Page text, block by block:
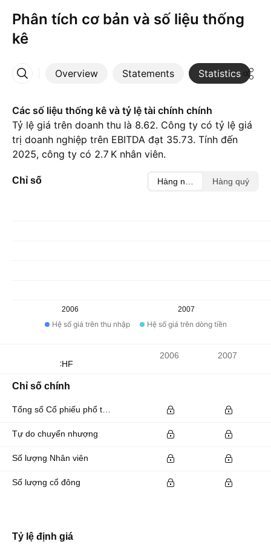
Phân tích cơ bản và số liệu thống
kê
Overview Statements Statistics
More
Các số liệu thống kê và tỷ lệ tài chính chính
Tỷ lệ giá trên doanh thu là 8.62. Công ty có tỷ lệ giá
trị doanh nghiệp trên EBITDA đạt 35.73. Tính đến
2025, công ty có ‪2.7 K‬ nhân viên.
Chỉ số Hàng năm Hàng quý
2006 2007
Hệ số giá trên thu nhập Hệ số giá trên dòng tiền
Đơn vị tiền tệ: CHF
2006 2007
Chỉ số chính
Tự do chuyển nhượng
Số lượng Nhân viên
Số lượng cổ đông
Tỷ lệ định giá